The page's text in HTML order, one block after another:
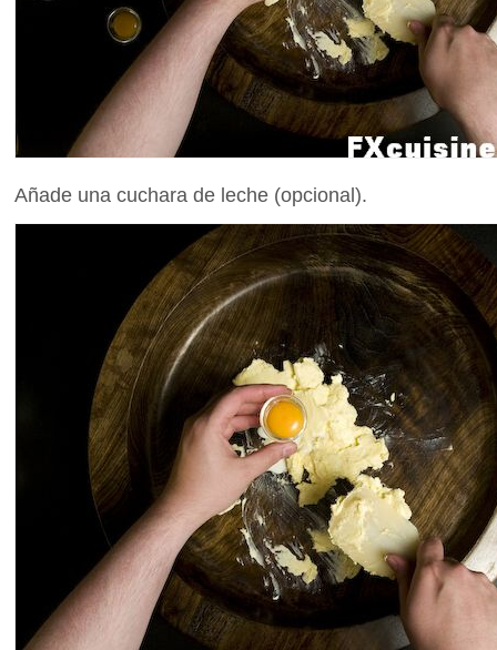
Añade una cuchara de leche (opcional).